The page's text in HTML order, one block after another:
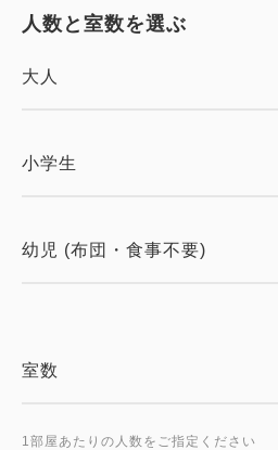
人数と室数を選ぶ
大人
小学生
幼児 (布団・食事不要)
室数
1部屋あたりの人数をご指定ください